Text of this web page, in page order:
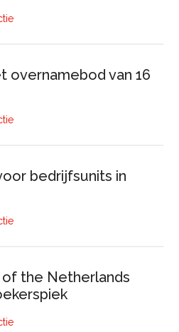
overnamebod van 16
bedrijfsunits in
the Netherlands